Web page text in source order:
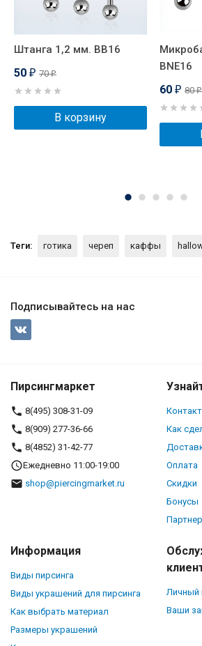
Штанга 1,2 мм. BB16
50 ₽ 70₽
В корзину
BNE16
60 ₽ 80₽
Теги: готика череп каффы
Подписывайтесь на нас
Пирсингмаркет
8(495) 308-31-09
8(909) 277-36-66
8(4852) 31-42-77
Ежедневно 11:00-19:00
shop@piercingmarket.ru
Как
Оплата
Скидки
Бонусы
Информация
Виды пирсинга
Виды украшений для пирсинга
Как выбрать материал
Размеры украшений
Личный
Ваши